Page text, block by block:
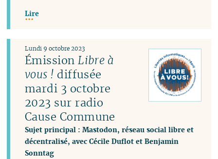
Lire
ÉmissionLibre à
vous ! diffusée
mardi 3 octobre
2023 sur radio
Cause Commune
Sujet principal : Mastodon, réseau social libre et
décentralisé, avec Cécile Duflot et Benjamin
Sonntag
Lundi 9 octobre 2023